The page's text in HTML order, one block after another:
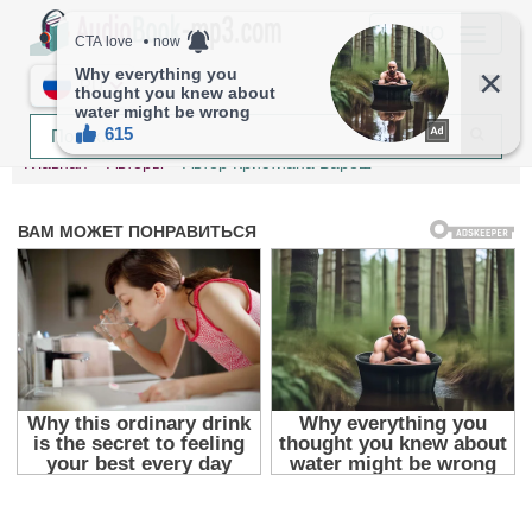
МЕНЮ
RU
Главная Авторы Автор Кристиана Барош